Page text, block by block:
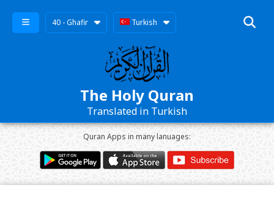
40 - Ghafir Turkish
The Holy Quran
Translated in Turkish
Quran Apps in many lanuages: